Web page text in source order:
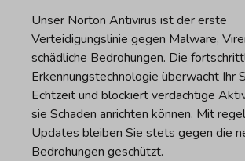
Unser Norton Antivirus ist der erste
Verteidigungslinie gegen Malware,
schädliche Bedrohungen. Die
Erkennungstechnologie überwacht Ihr
Echtzeit und blockiert verdächtige
sie Schaden anrichten können. Mit
Updates bleiben Sie stets gegen die
Bedrohungen geschützt.